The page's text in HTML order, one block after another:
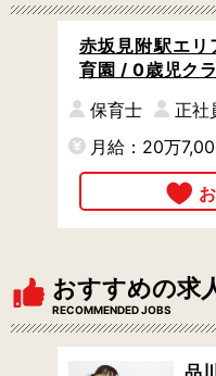
赤坂見附駅エリ
育園 / 0歳児ク
生保育士
正社
月給：20万
おすすめの求
RECOMMENDED JOBS